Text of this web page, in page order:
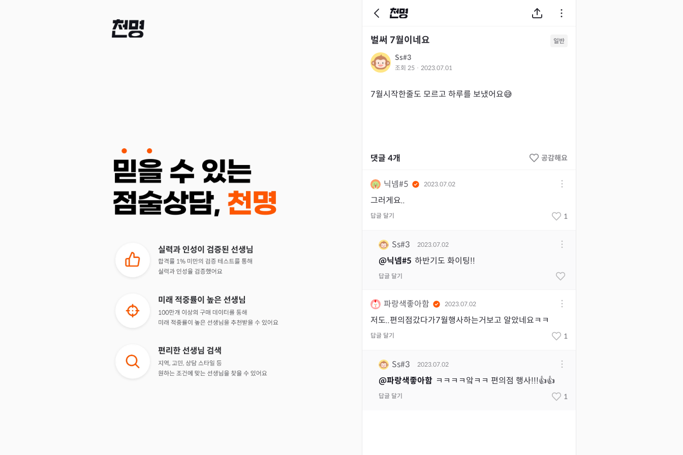
벌써 7월이네요 일반
Ss#3
조회 25 · 2023.07.01
7월시작한줄도 모르고 하루를 보냈어요😅
댓글 4개 공감해요
닉넴#5 2023.07.02
그러게요..
답글 달기 1
Ss#3 2023.07.02
@닉넴#5 하반기도 화이팅!!
답글 달기
파랑색좋아함 2023.07.02
저도..편의점갔다가7월행사하는거보고 알았네요ㅋㅋ
답글 달기 1
Ss#3 2023.07.02
@파랑색좋아함 ㅋㅋㅋㅋ앜ㅋㅋ 편의점 행사!!!👍👍
답글 달기 1